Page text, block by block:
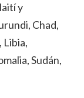
y
Chad,
Libia,
Sudán,